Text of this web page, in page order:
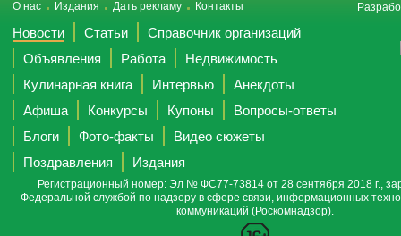
О нас Издания Дать рекламу Контакты
Новости Статьи
Справочник организаций
Объявления
Работа
Недвижимость
Кулинарная книга
Интервью
Анекдоты
Афиша
Конкурсы Купоны
Вопросы-ответы
Блоги
Фото-факты
Видео сюжеты
Поздравления
Издания
Регистрационный номер: Эл № ФС77-73814 от 28 сентября 2018 г.,
Федеральной службой по надзору в сфере связи, информационных
коммуникаций (Роскомнадзор).